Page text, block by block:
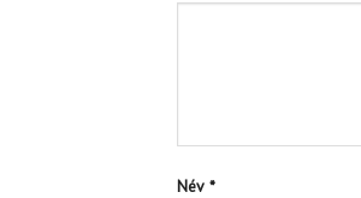
Név *